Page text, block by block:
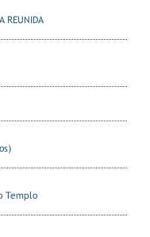
REUNIDA
Templo